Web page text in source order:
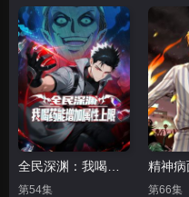
第54集 第66集